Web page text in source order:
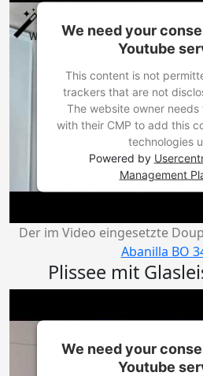
We need your
Youtube
This content is not
trackers that are not
The website owner
with their CMP to add this
technologies
Powered by
Management
Der im Video eingesetzte
Abanilla BO
Plissee mit
We need your
Youtube